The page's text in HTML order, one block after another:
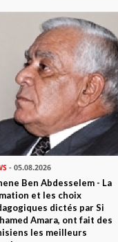
la loi
- 05.08.2026
Ben Abdesselem - La
et les choix
dictés par Si
Amara, ont fait des
les meilleurs